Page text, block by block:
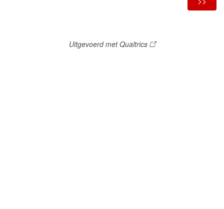
Uitgevoerd met Qualtrics